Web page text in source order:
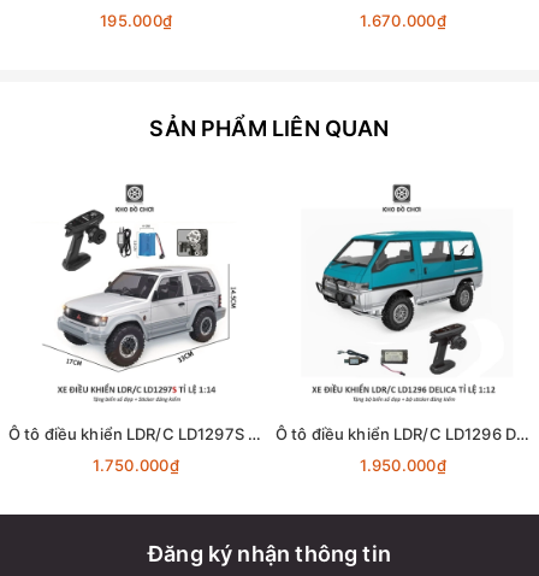
195.000₫
1.670.000₫
SẢN PHẨM LIÊN QUAN
Ô tô điều khiển LDR/C LD1297S Pajero Offroad 4x4 1:14 - RTR [TẶNG BIỂN SỐ]
1.750.000₫
Ô tô điều khiển LDR/C LD1296 Delica MPV 4x4 1:12 - RTR [TẶNG BIỂN SỐ]
1.950.000₫
Đăng ký nhận thông tin